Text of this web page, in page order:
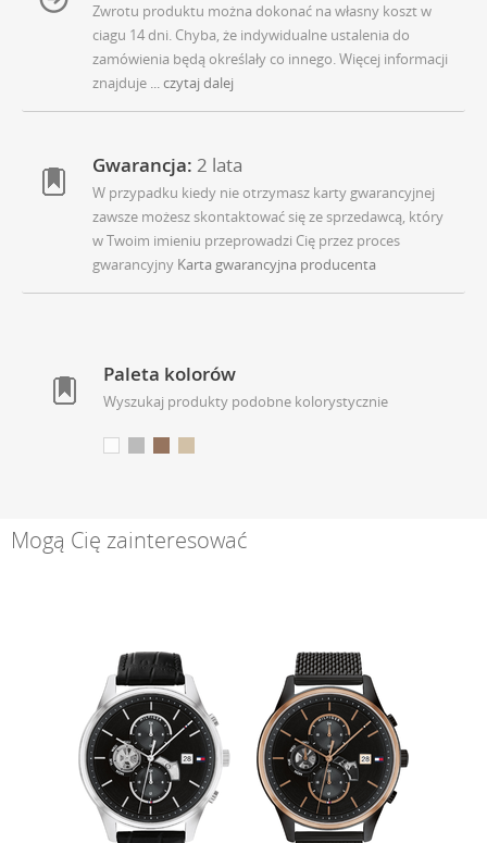
Zwrotu produktu można dokonać na własny koszt w
ciagu 14 dni. Chyba, że indywidualne ustalenia do
zamówienia będą określały co innego. Więcej informacji
znajduje ... czytaj dalej
Gwarancja: 2 lata
W przypadku kiedy nie otrzymasz karty gwarancyjnej
zawsze możesz skontaktować się ze sprzedawcą, który
w Twoim imieniu przeprowadzi Cię przez proces
gwarancyjny Karta gwarancyjna producenta
Paleta kolorów
Wyszukaj produkty podobne kolorystycznie
Mogą Cię zainteresować